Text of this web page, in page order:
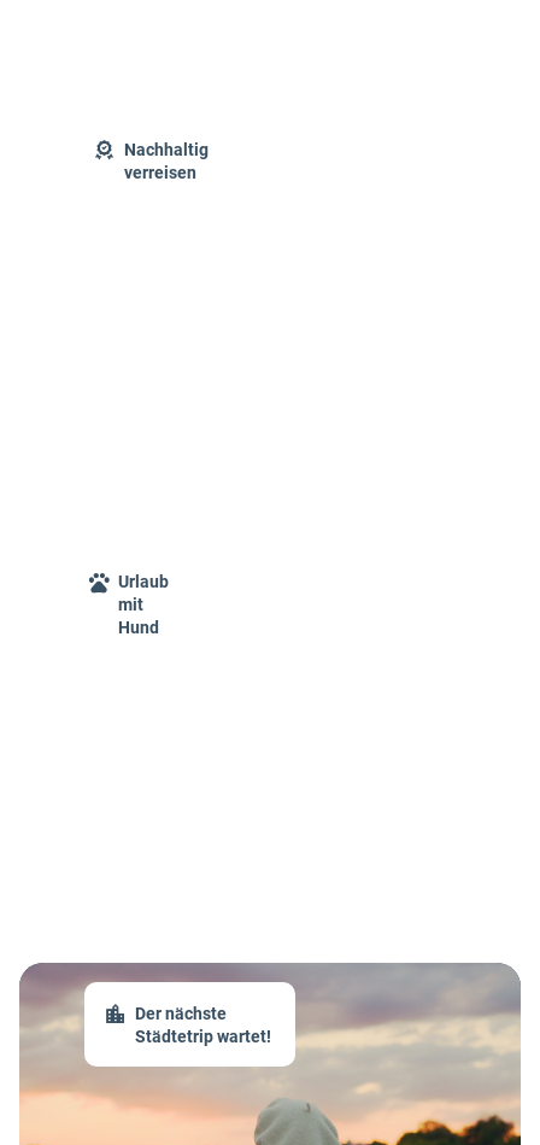
Nachhaltig
verreisen
Urlaub
mit
Hund
Der nächste
Städtetrip wartet!